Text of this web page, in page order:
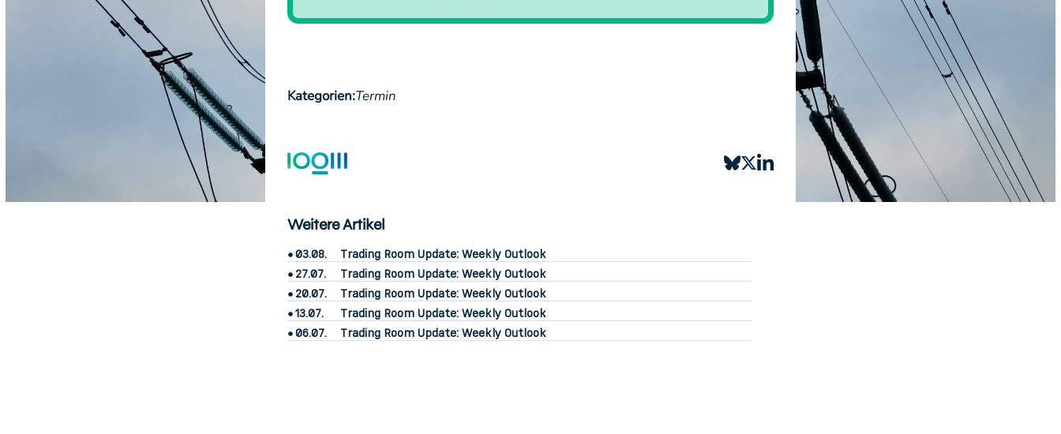
Kategorien:Termin
Weitere Artikel
03.08.
Trading Room Update: Weekly Outlook
27.07.
Trading Room Update: Weekly Outlook
20.07.
Trading Room Update: Weekly Outlook
13.07.
Trading Room Update: Weekly Outlook
06.07.
Trading Room Update: Weekly Outlook